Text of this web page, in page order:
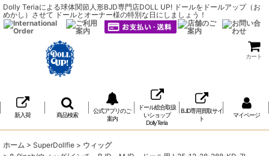
Dolly Teriaによる球体関節人形BJD専門店DOLL UP! ドールをドールアップ（お
めかし）させて ドールとオーナー様の特別な日にしましょう！
カート
新入荷 商品検索
公式アプリのご
案内
ドール総合取扱
いショップ
DollyTeria
BJD専用買取サイ
ト
マイページ
ホーム > SuperDollfie > ウィッグ